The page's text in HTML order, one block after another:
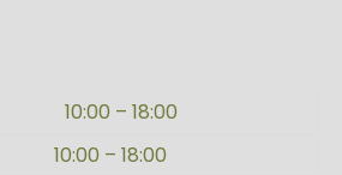
10:00 – 18:00
10:00 – 18:00